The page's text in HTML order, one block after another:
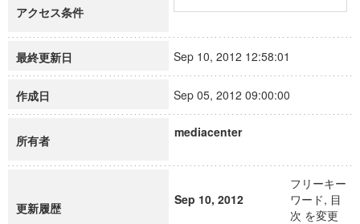
アクセス条件
最終更新日 Sep 10, 2012 12:58:01
作成日 Sep 05, 2012 09:00:00
所有者
mediacenter
更新履歴
Sep 10, 2012
フリーキー
ワード, 目
次 を変更